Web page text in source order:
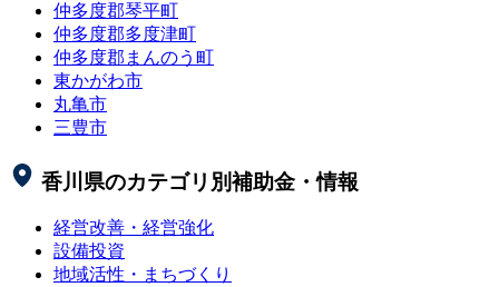
仲多度郡琴平町
仲多度郡多度津町
仲多度郡まんのう町
東かがわ市
丸亀市
三豊市
香川県のカテゴリ別補助金・情報
経営改善・経営強化
設備投資
地域活性・まちづくり